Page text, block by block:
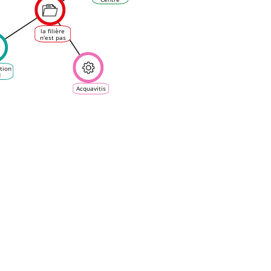
la filière
n'est pas
en ordre
d'Occitanie
Acquavitis